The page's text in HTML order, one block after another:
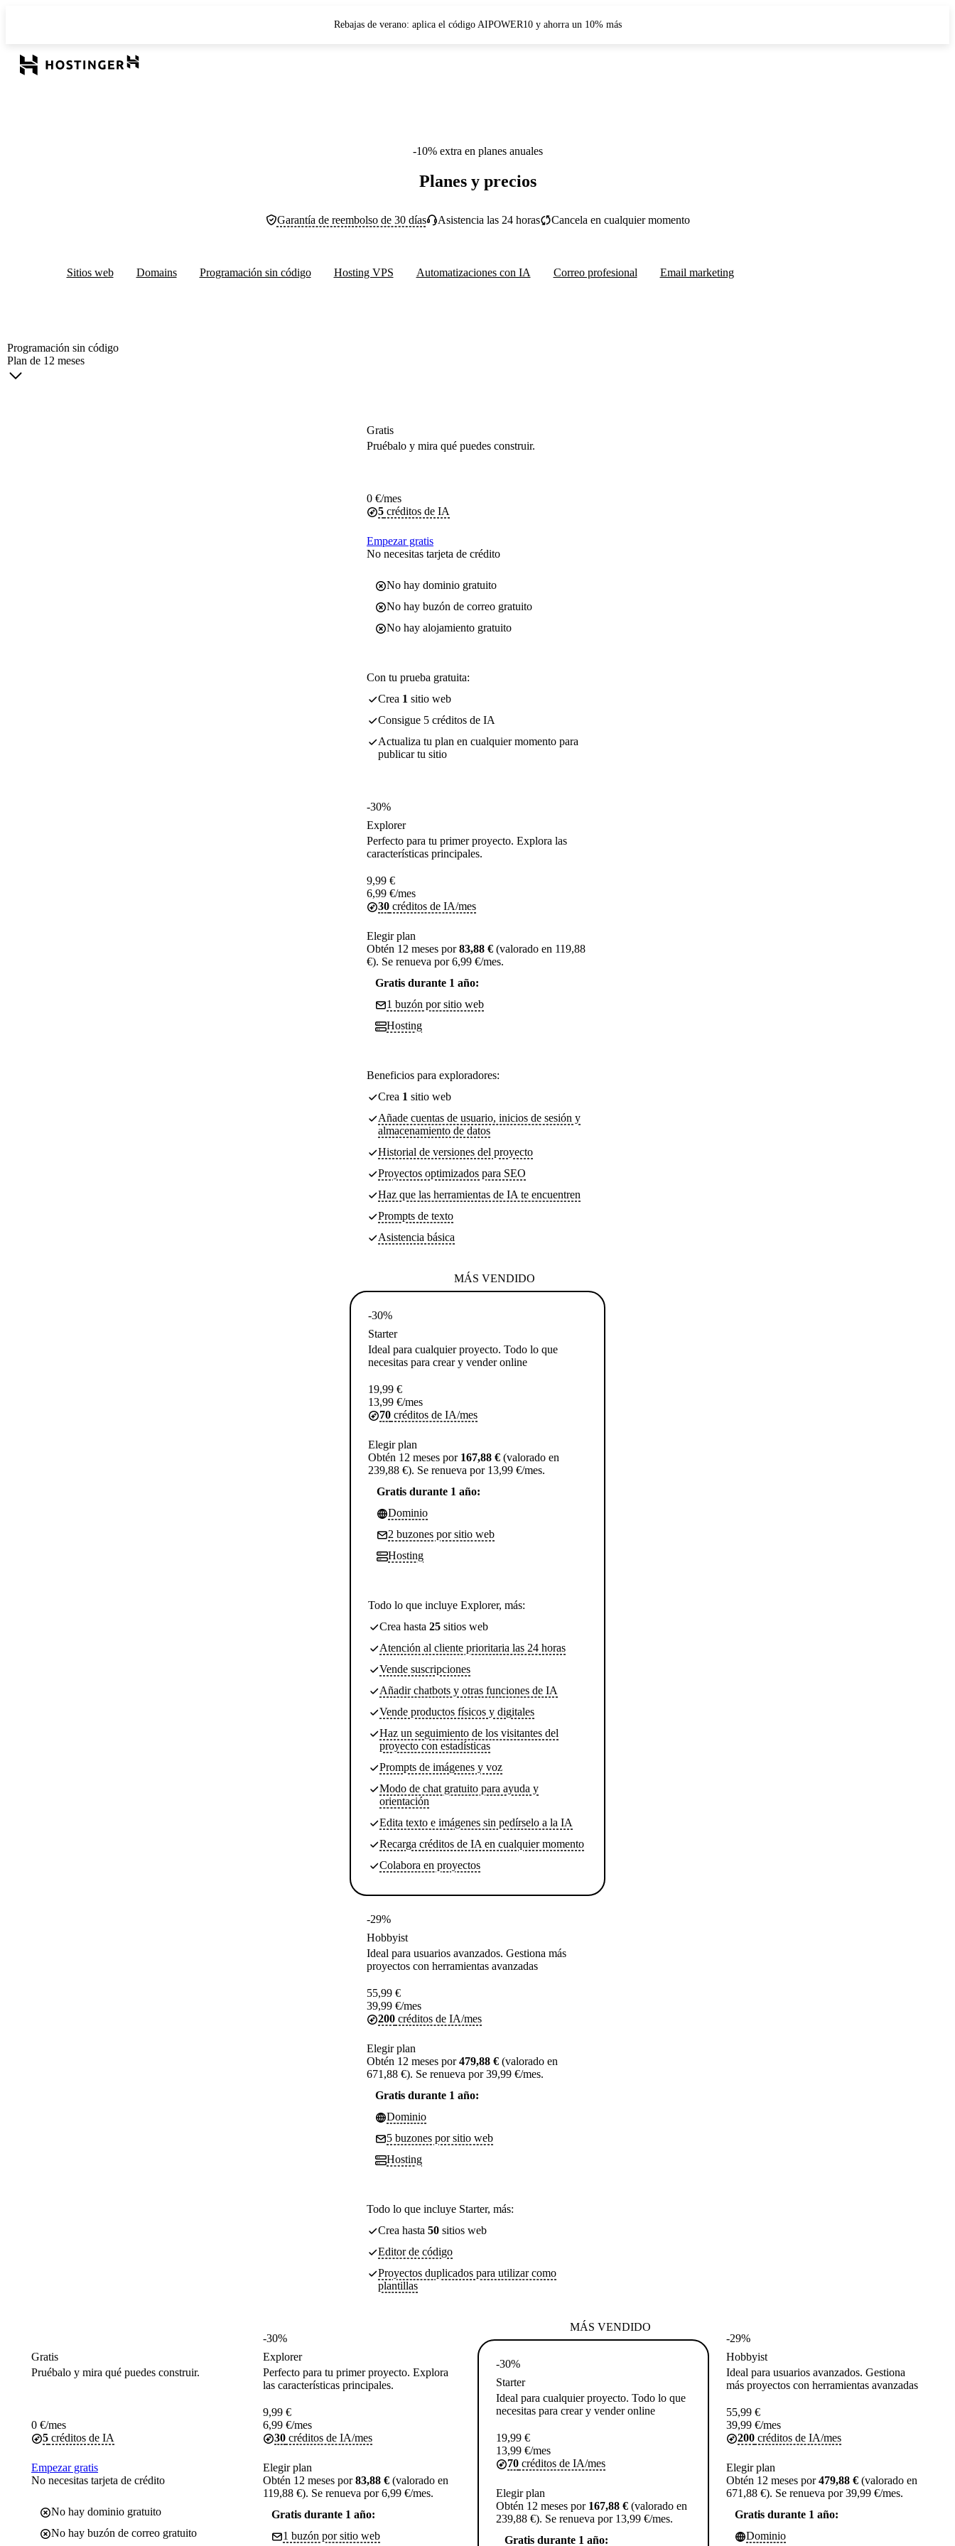
Rebajas de verano: aplica el código AIPOWER10 y ahorra un 10% más
-10% extra en planes anuales
Planes y precios
Garantía de reembolso de 30 días Asistencia las 24 horas Cancela en cualquier momento
Sitios web Domains Programación sin código Hosting VPS Automatizaciones con IA Correo profesional Email marketing
Programación sin código
Plan de 12 meses
Gratis
Pruébalo y mira qué puedes construir.
0 €/mes
5 créditos de IA
Empezar gratis
No necesitas tarjeta de crédito
No hay dominio gratuito
No hay buzón de correo gratuito
No hay alojamiento gratuito
Con tu prueba gratuita:
Crea 1 sitio web
Consigue 5 créditos de IA
Actualiza tu plan en cualquier momento para
publicar tu sitio
-30%
Explorer
Perfecto para tu primer proyecto. Explora las
características principales.
9,99 €
6,99 €/mes
30 créditos de IA/mes
Elegir plan
Obtén 12 meses por83,88 € (valorado en 119,88
€). Se renueva por 6,99 €/mes.
Gratis durante 1 año:
1 buzón por sitio web
Hosting
Beneficios para exploradores:
Crea 1 sitio web
Añade cuentas de usuario, inicios de sesión y
almacenamiento de datos
Historial de versiones del proyecto
Proyectos optimizados para SEO
Haz que las herramientas de IA te encuentren
Prompts de texto
Asistencia básica
MÁS VENDIDO
-30%
Starter
Ideal para cualquier proyecto. Todo lo que
necesitas para crear y vender online
19,99 €
13,99 €/mes
70 créditos de IA/mes
Elegir plan
Obtén 12 meses por 167,88 € (valorado en
239,88 €). Se renueva por 13,99 €/mes.
Gratis durante 1 año:
Dominio
2 buzones por sitio web
Hosting
Todo lo que incluye Explorer, más:
Crea hasta 25 sitios web
Atención al cliente prioritaria las 24 horas
Vende suscripciones
Añadir chatbots y otras funciones de IA
Vende productos físicos y digitales
Haz un seguimiento de los visitantes del
proyecto con estadísticas
Prompts de imágenes y voz
Modo de chat gratuito para ayuda y
orientación
Edita texto e imágenes sin pedírselo a la IA
Recarga créditos de IA en cualquier momento
Colabora en proyectos
-29%
Hobbyist
Ideal para usuarios avanzados. Gestiona más
proyectos con herramientas avanzadas
55,99 €
39,99 €/mes
200 créditos de IA/mes
Elegir plan
Obtén 12 meses por479,88 € (valorado en
671,88 €). Se renueva por 39,99 €/mes.
Gratis durante 1 año:
Dominio
5 buzones por sitio web
Hosting
Todo lo que incluye Starter, más:
Crea hasta 50 sitios web
Editor de código
Proyectos duplicados para utilizar como
plantillas
Gratis
Pruébalo y mira qué puedes construir.
0 €/mes
5 créditos de IA
Empezar gratis
No necesitas tarjeta de crédito
No hay dominio gratuito
No hay buzón de correo gratuito
-30%
Explorer
Perfecto para tu primer proyecto. Explora
las características principales.
9,99 €
6,99 €/mes
30 créditos de IA/mes
Elegir plan
Obtén 12 meses por83,88 € (valorado en
119,88 €). Se renueva por 6,99 €/mes.
Gratis durante 1 año:
1 buzón por sitio web
MÁS VENDIDO
-30%
Starter
Ideal para cualquier proyecto. Todo lo que
necesitas para crear y vender online
19,99 €
13,99 €/mes
70 créditos de IA/mes
Elegir plan
Obtén 12 meses por 167,88 € (valorado en
239,88 €). Se renueva por 13,99 €/mes.
Gratis durante 1 año:
-29%
Hobbyist
Ideal para usuarios avanzados. Gestiona
más proyectos con herramientas avanzadas
55,99 €
39,99 €/mes
200 créditos de IA/mes
Elegir plan
Obtén 12 meses por479,88 € (valorado en
671,88 €). Se renueva por 39,99 €/mes.
Gratis durante 1 año:
Dominio